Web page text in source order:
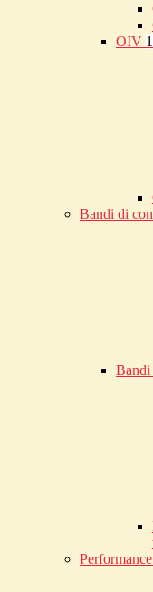
OIV 1
Bandi di
Bandi
Performance